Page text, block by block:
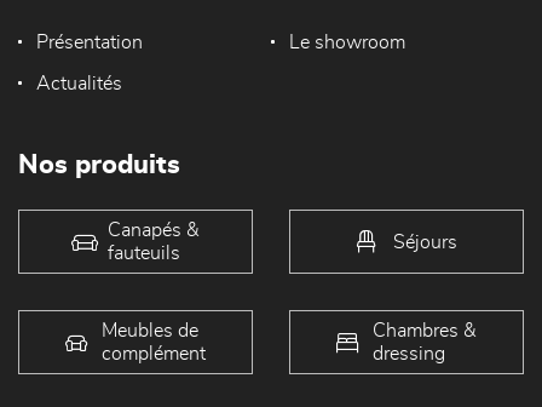
Présentation Le showroom
Actualités
Nos produits
Canapés &
fauteuils
Séjours
Meubles de
complément
Chambres &
dressing